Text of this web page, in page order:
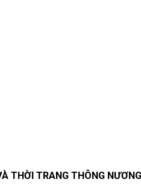
THỜI TRANG THÔNG NƯƠNG